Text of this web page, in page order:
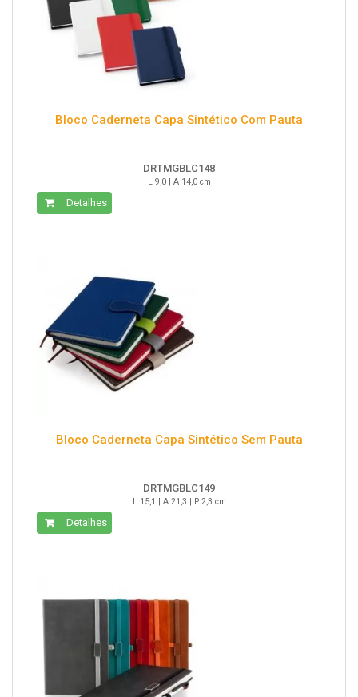
Bloco Caderneta Capa Sintético Com Pauta
DRTMGBLC148
L 9,0 | A 14,0 cm
Detalhes
Bloco Caderneta Capa Sintético Sem Pauta
DRTMGBLC149
L 15,1 | A 21,3 | P 2,3 cm
Detalhes